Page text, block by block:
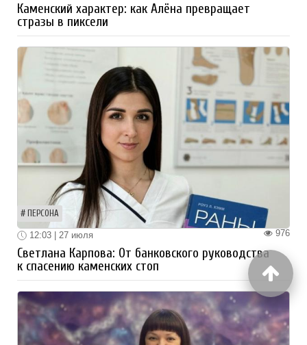
Каменский характер: как Алёна превращает
стразы в пиксели
ПЕРСОНА
976
12:03 | 27 июля
Светлана Карпова: От банковского руководства
к спасению каменских стоп